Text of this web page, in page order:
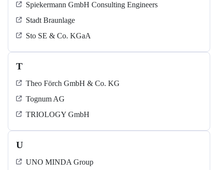
Spiekermann GmbH Consulting Engineers
Stadt Braunlage
Sto SE & Co. KGaA
T
Theo Förch GmbH & Co. KG
Tognum AG
TRIOLOGY GmbH
U
UNO MINDA Group